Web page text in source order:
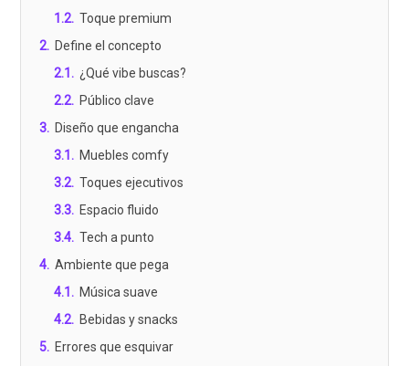
1.2. Toque premium
2. Define el concepto
2.1 . ¿Qué vibe buscas?
2.2. Público clave
3. Diseño que engancha
3.1 . Muebles comfy
3.2. Toques ejecutivos
3.3. Espacio fluido
3.4. Tech a punto
4. Ambiente que pega
4.1 . Música suave
4.2. Bebidas y snacks
5. Errores que esquivar